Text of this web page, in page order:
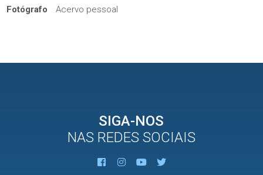
Fotógrafo Acervo pessoal
SIGA-NOS
NAS REDES SOCIAIS